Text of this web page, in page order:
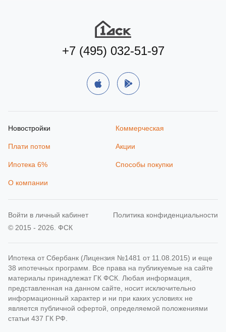
+7 (495) 032-51-97
Новостройки Коммерческая
Плати потом Акции
Ипотека 6% Способы покупки
О компании
© 2015 - 2026. ФСК
Политика конфиденциальности
Ипотека от Сбербанк (Лицензия №1481 от 11.08.2015) и еще
38 ипотечных программ. Все права на публикуемые на сайте
материалы принадлежат ГК ФСК. Любая информация,
представленная на данном сайте, носит исключительно
информационный характер и ни при каких условиях не
является публичной офертой, определяемой положениями
статьи 437 ГК РФ.
Войти в личный кабинет